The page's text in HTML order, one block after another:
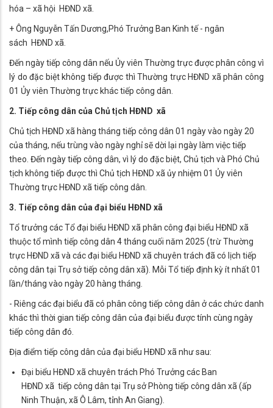
hóa – xã hội HĐND xã.
+ Ông Nguyễn Tấn Dương,Phó Trưởng Ban Kinh tế - ngân
sách HĐND xã.
Đến ngày tiếp công dân nếu Ủy viên Thường trực được phân công vì
lý do đặc biệt không tiếp được thì Thường trực HĐND xã phân công
01 Ủy viên Thường trực khác tiếp công dân.
2. Tiếp công dân của Chủ tịch HĐND xã
Chủ tịch HĐND xã hàng tháng tiếp công dân 01 ngày vào ngày 20
của tháng, nếu trùng vào ngày nghỉ sẽ dời lại ngày làm việc tiếp
theo. Đến ngày tiếp công dân, vì lý do đặc biệt, Chủ tịch và Phó Chủ
tịch không tiếp được thì Chủ tịch HĐND xã ủy nhiệm 01 Ủy viên
Thường trực HĐND xã tiếp công dân.
3. Tiếp công dân của đại biểu HĐND xã
Tổ trưởng các Tổ đại biểu HĐND xã phân công đại biểu HĐND xã
thuộc tổ mình tiếp công dân 4 tháng cuối năm 2025 (trừ Thường
trực HĐND xã và các đại biểu HĐND xã chuyên trách đã có lịch tiếp
công dân tại Trụ sở tiếp công dân xã). Mỗi Tổ tiếp định kỳ ít nhất 01
lần/tháng vào ngày 20 hàng tháng.
- Riêng các đại biểu đã có phân công tiếp công dân ở các chức danh
khác thì thời gian tiếp công dân của đại biểu được tính cùng ngày
tiếp công dân đó.
Địa điểm tiếp công dân của đại biểu HĐND xã như sau:
Đại biểu HĐND xã chuyên trách Phó Trưởng các Ban
HĐND xã tiếp công dân tại Trụ sở Phòng tiếp công dân xã (ấp
Ninh Thuận, xã Ô Lâm, tỉnh An Giang).